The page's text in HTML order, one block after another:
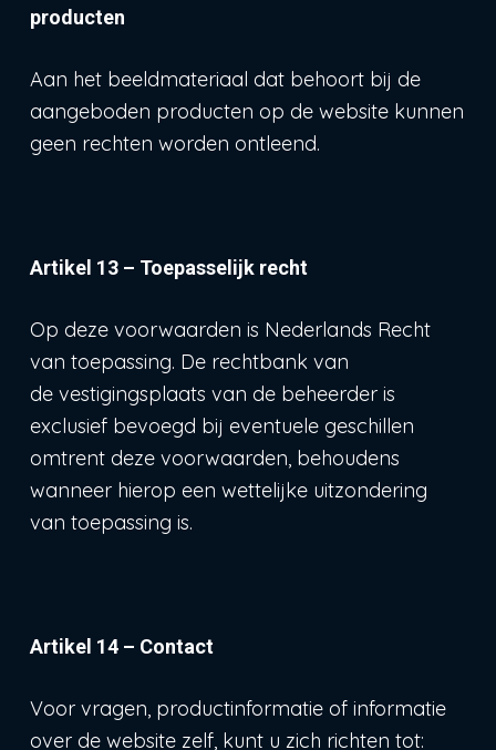
producten
Aan het beeldmateriaal dat behoort bij de
aangeboden producten op de website kunnen
geen rechten worden ontleend.
Artikel 13 – Toepasselijk recht
Op deze voorwaarden is Nederlands Recht
van toepassing. De rechtbank van
de vestigingsplaats van de beheerder is
exclusief bevoegd bij eventuele geschillen
omtrent deze voorwaarden, behoudens
wanneer hierop een wettelijke uitzondering
van toepassing is.
Artikel 14 – Contact
Voor vragen, productinformatie of informatie
over de website zelf, kunt u zich richten tot: